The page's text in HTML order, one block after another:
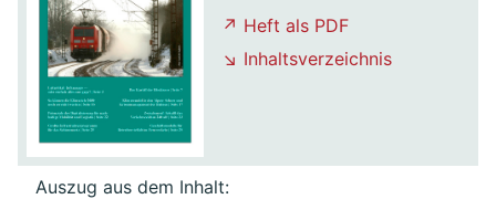
↗ Heft als PDF
↘ Inhaltsverzeichnis
Auszug aus dem Inhalt: